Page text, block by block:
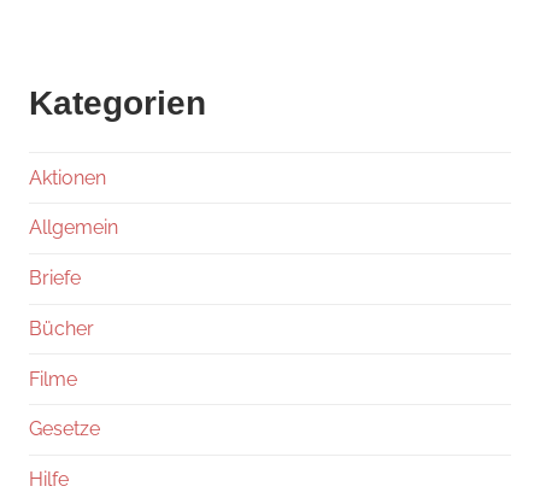
Kategorien
Aktionen
Allgemein
Briefe
Bücher
Filme
Gesetze
Hilfe